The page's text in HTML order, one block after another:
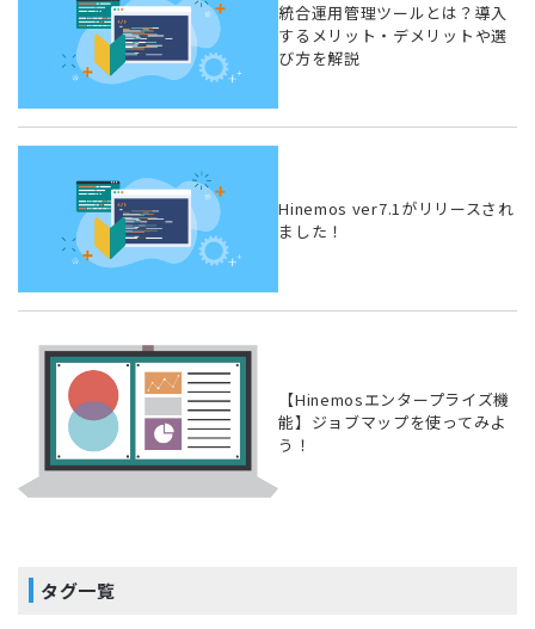
統合運用管理ツールとは？導入
するメリット・デメリットや選
び方を解説
Hinemos ver7.1がリリースされ
ました！
【Hinemosエンタープライズ機
能】ジョブマップを使ってみよ
う！
タグ一覧